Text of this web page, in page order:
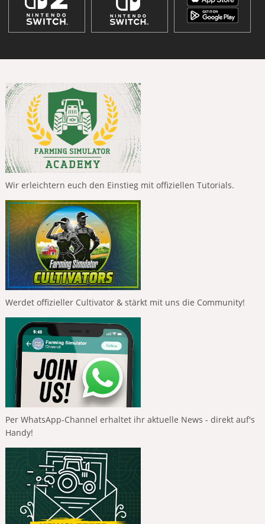
Wir erleichtern euch den Einstieg mit offiziellen Tutorials.
Werdet offizieller Cultivator & stärkt mit uns die Community!
Per WhatsApp-Channel erhaltet ihr aktuelle News - direkt auf's
Handy!